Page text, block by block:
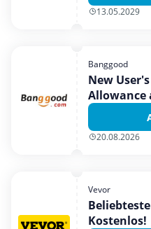
13.05.2029
Banggood
New
Allowance
20.08.2026
Vevor
Kostenlos!